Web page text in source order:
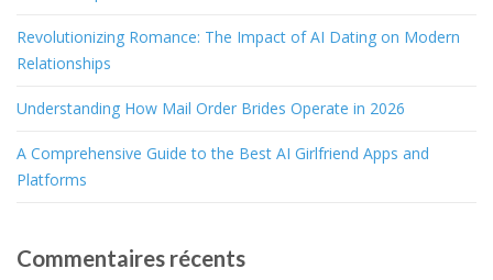
Revolutionizing Romance: The Impact of AI Dating on Modern
Relationships
Understanding How Mail Order Brides Operate in 2026
A Comprehensive Guide to the Best AI Girlfriend Apps and
Platforms
Commentaires récents